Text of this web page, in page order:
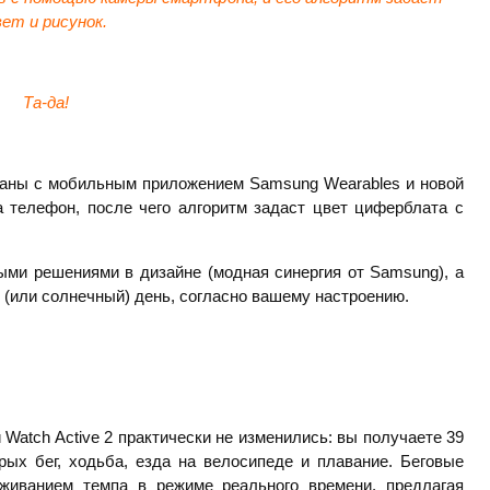
и рисунок.
Та-да!
с мобильным приложением Samsung Wearables и новой
после чего алгоритм задаст цвет циферблата с
решениями в дизайне (модная синергия от Samsung), а
солнечный) день, согласно вашему настроению.
Active 2 практически не изменились: вы получаете 39
бег, ходьба, езда на велосипеде и плавание. Беговые
темпа в режиме реального времени, предлагая